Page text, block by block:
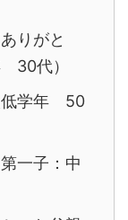
りがと
30代）
低学年 50
一子：中